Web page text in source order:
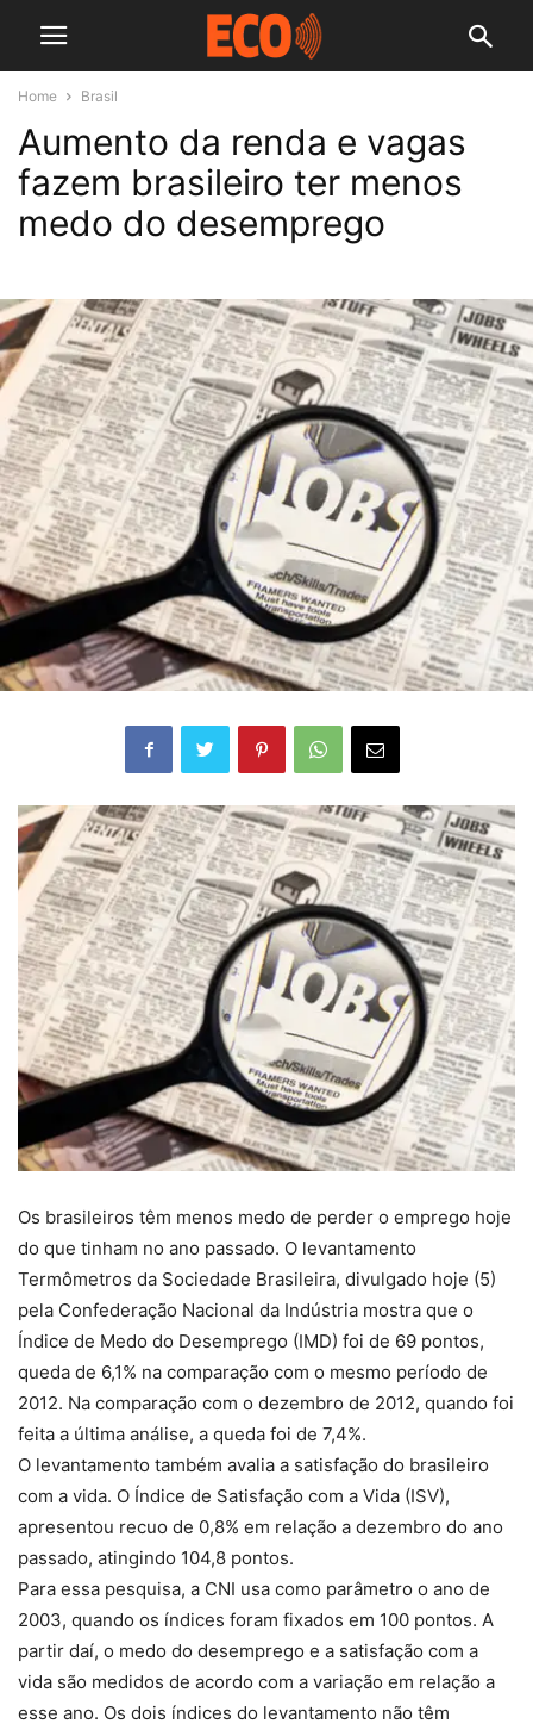
Home Brasil
Aumento da renda e vagas
fazem brasileiro ter menos
medo do desemprego
Os brasileiros têm menos medo de perder o emprego hoje
do que tinham no ano passado. O levantamento
Termômetros da Sociedade Brasileira, divulgado hoje (5)
pela Confederação Nacional da Indústria mostra que o
Índice de Medo do Desemprego (IMD) foi de 69 pontos,
queda de 6,1% na comparação com o mesmo período de
2012. Na comparação com o dezembro de 2012, quando foi
feita a última análise, a queda foi de 7,4%.
O levantamento também avalia a satisfação do brasileiro
com a vida. O Índice de Satisfação com a Vida (ISV),
apresentou recuo de 0,8% em relação a dezembro do ano
passado, atingindo 104,8 pontos.
Para essa pesquisa, a CNI usa como parâmetro o ano de
2003, quando os índices foram fixados em 100 pontos. A
partir daí, o medo do desemprego e a satisfação com a
vida são medidos de acordo com a variação em relação a
esse ano. Os dois índices do levantamento não têm